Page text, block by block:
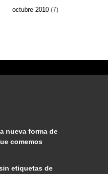
octubre 2010 (7)
nueva forma de
comemos
etiquetas de